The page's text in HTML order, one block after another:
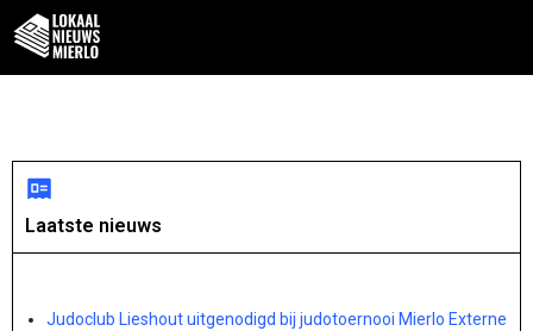
Laatste nieuws
Judoclub Lieshout uitgenodigd bij judotoernooi Mierlo Externe